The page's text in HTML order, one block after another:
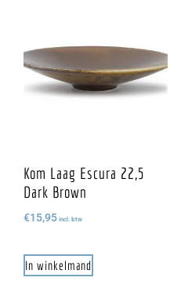
Kom Laag Escura 22,5
Dark Brown
€15,95 incl. btw
In winkelmand